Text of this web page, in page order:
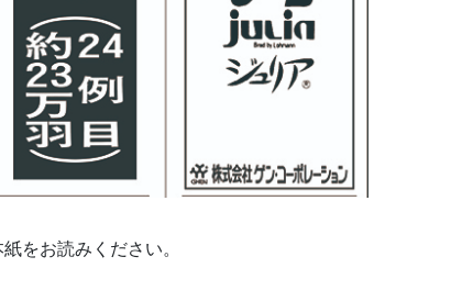
をお読みください。